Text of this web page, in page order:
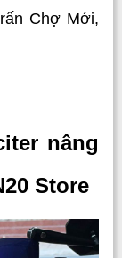
Chợ Mới,
nâng
Store